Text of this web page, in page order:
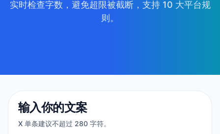
实时检查字数，避免超限被截断，支持 10 大平台规
则。
输入你的文案
X 单条建议不超过 280 字符。